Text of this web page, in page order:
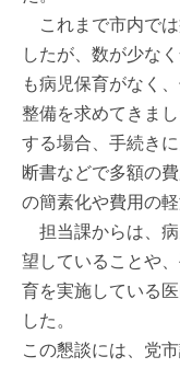
これまで市内では
したが、数が少な
も病児保育がなく
整備を求めてきま
する場合、手続き
断書などで多額の
の簡素化や費用の
担当課からは、病
望していることや
育を実施している
した。
この懇談には、党